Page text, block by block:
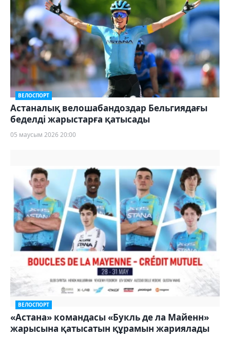
ВЕЛОСПОРТ
Астаналық велошабандоздар Бельгиядағы
беделді жарыстарға қатысады
05 маусым 2026 20:00
ВЕЛОСПОРТ
«Астана» командасы «Букль де ла Майенн»
жарысына қатысатын құрамын жариялады